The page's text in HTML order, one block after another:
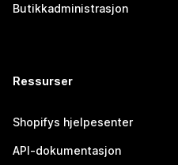
Butikkadministrasjon
Ressurser
Shopifys hjelpesenter
API-dokumentasjon